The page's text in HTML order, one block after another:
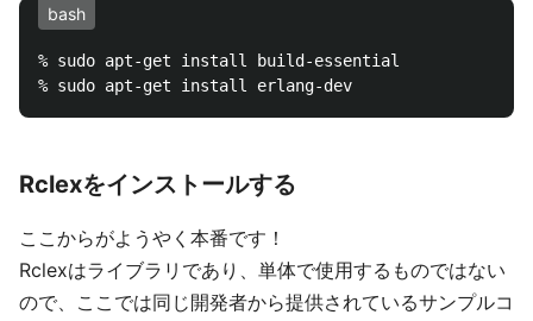
bash
% sudo apt-get install build-essential
Rclexをインストールする
ここからがようやく本番です！
Rclexはライブラリであり、単体で使用するものではない
ので、ここでは同じ開発者から提供されているサンプルコ